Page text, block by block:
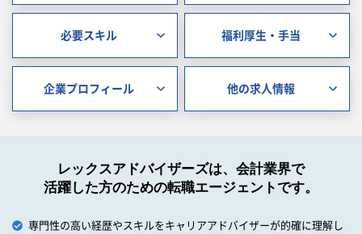
必要スキル 福利厚生・手当
企業プロフィール 他の求人情報
レックスアドバイザーズは、会計業界で
活躍した方のための転職エージェントです。
専門性の高い経歴やスキルをキャリアアドバイザーが的確に理解し